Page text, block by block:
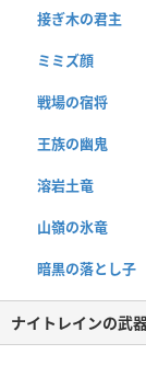
接ぎ木の君主
ミミズ顔
戦場の宿将
王族の幽鬼
溶岩土竜
山嶺の氷竜
暗黒の落とし子
ナイトレインの武